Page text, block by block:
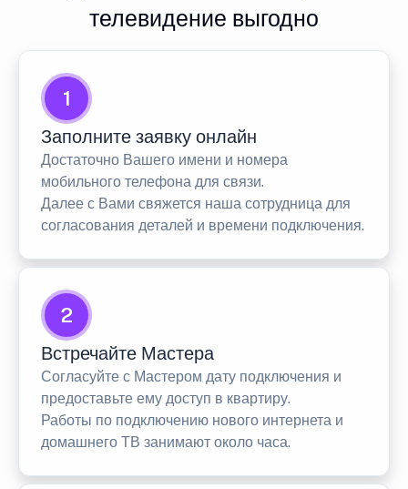
телевидение выгодно
1
Заполните заявку онлайн
Достаточно Вашего имени и номера
мобильного телефона для связи.
Далее с Вами свяжется наша сотрудница для
согласования деталей и времени подключения.
2
Встречайте Мастера
Согласуйте с Мастером дату подключения и
предоставьте ему доступ в квартиру.
Работы по подключению нового интернета и
домашнего ТВ занимают около часа.